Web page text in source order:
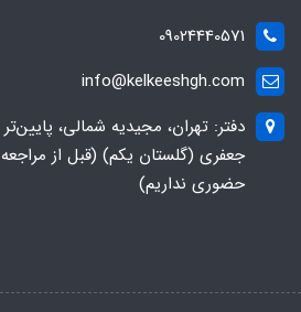
09024440571
info@kelkeeshgh.com
دفتر: تهران، مجیدیه شمالی،
جعفری (گلستان یکم) (قبل از
حضوری نداریم)